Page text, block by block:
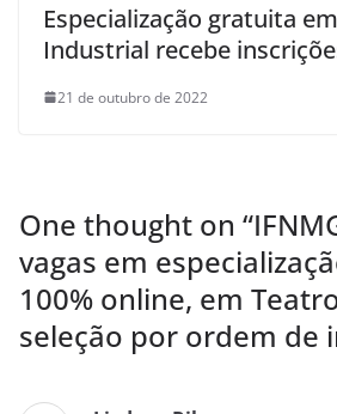
Especialização gratuita
Industrial recebe
21 de outubro de 2022
One thought on “
vagas em
100% online, em
seleção por ordem de